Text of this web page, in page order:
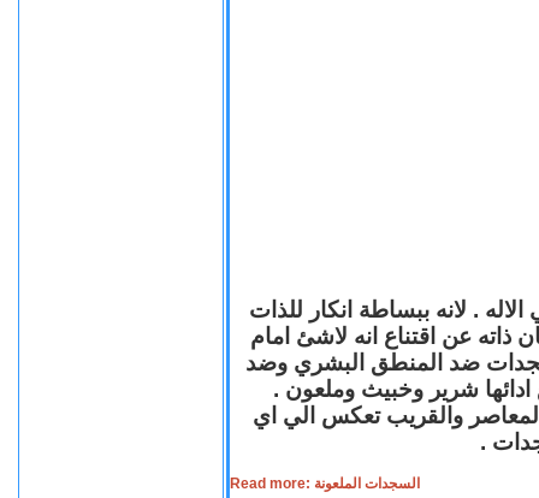
. لانه ببساطة انكار للذات
ذاته عن اقتناع انه لاشئ امام
ضد المنطق البشري وضد
ادائها شرير وخبيث وملعون .
المعاصر والقريب تعكس الي اي
.
Read more: السجدات الملعونة